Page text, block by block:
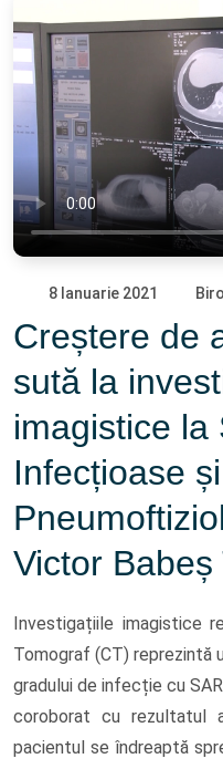
8 Ianuarie 2021
Creștere de
sută la
imagistice la
Infecțioase și
Victor
Investigațiile imagistice
Tomograf (CT) reprezintă
gradului de infecție cu
coroborat cu rezultatul
pacientul se îndreaptă